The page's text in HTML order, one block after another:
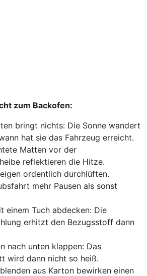
zum Backofen:
bringt nichts: Die Sonne wandert
hat sie das Fahrzeug erreicht.
Matten vor der
reflektieren die Hitze.
ordentlich durchlüften.
mehr Pausen als sonst
einem Tuch abdecken: Die
erhitzt den Bezugsstoff dann
nach unten klappen: Das
wird dann nicht so heiß.
aus Karton bewirken einen